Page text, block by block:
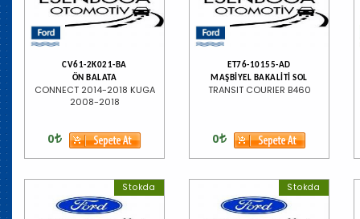
CV61-2K021-BA
ÖN BALATA
CONNECT 2014-2018 KUGA
2008-2018
0
ET76-10155-AD
MAŞBİYEL BAKALİTİ SOL
TRANSIT COURIER B460
0
Stokda Stokda